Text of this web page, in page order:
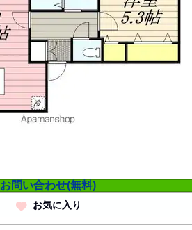
お問い合わせ(無料)
お気に入り